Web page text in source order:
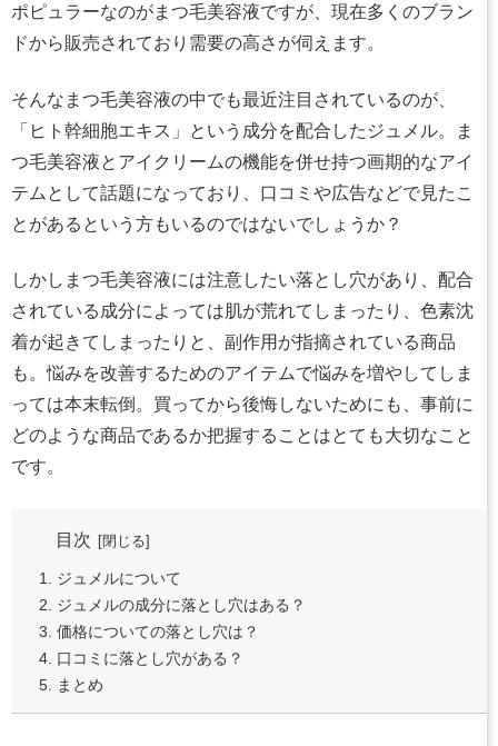
ポピュラーなのがまつ毛美容液ですが、現在多くのブラン
ドから販売されており需要の高さが伺えます。
そんなまつ毛美容液の中でも最近注目されているのが、
「ヒト幹細胞エキス」という成分を配合したジュメル。ま
つ毛美容液とアイクリームの機能を併せ持つ画期的なアイ
テムとして話題になっており、口コミや広告などで見たこ
とがあるという方もいるのではないでしょうか？
しかしまつ毛美容液には注意したい落とし穴があり、配合
されている成分によっては肌が荒れてしまったり、色素沈
着が起きてしまったりと、副作用が指摘されている商品
も。悩みを改善するためのアイテムで悩みを増やしてしま
っては本末転倒。買ってから後悔しないためにも、事前に
どのような商品であるか把握することはとても大切なこと
です。
目次
ジュメルについて
ジュメルの成分に落とし穴はある？
価格についての落とし穴は？
口コミに落とし穴がある？
まとめ